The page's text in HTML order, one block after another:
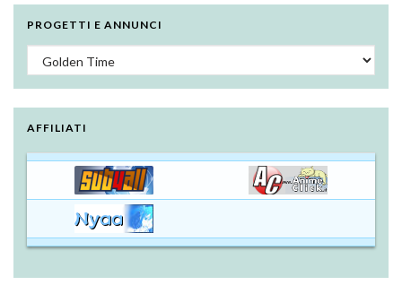
PROGETTI E ANNUNCI
Progetti e annunci
AFFILIATI